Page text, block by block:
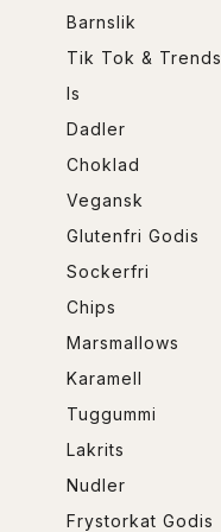
Barnslik
Tik Tok & Trends
Is
Dadler
Choklad
Vegansk
Glutenfri Godis
Sockerfri
Chips
Marsmallows
Karamell
Tuggummi
Lakrits
Nudler
Frystorkat Godis